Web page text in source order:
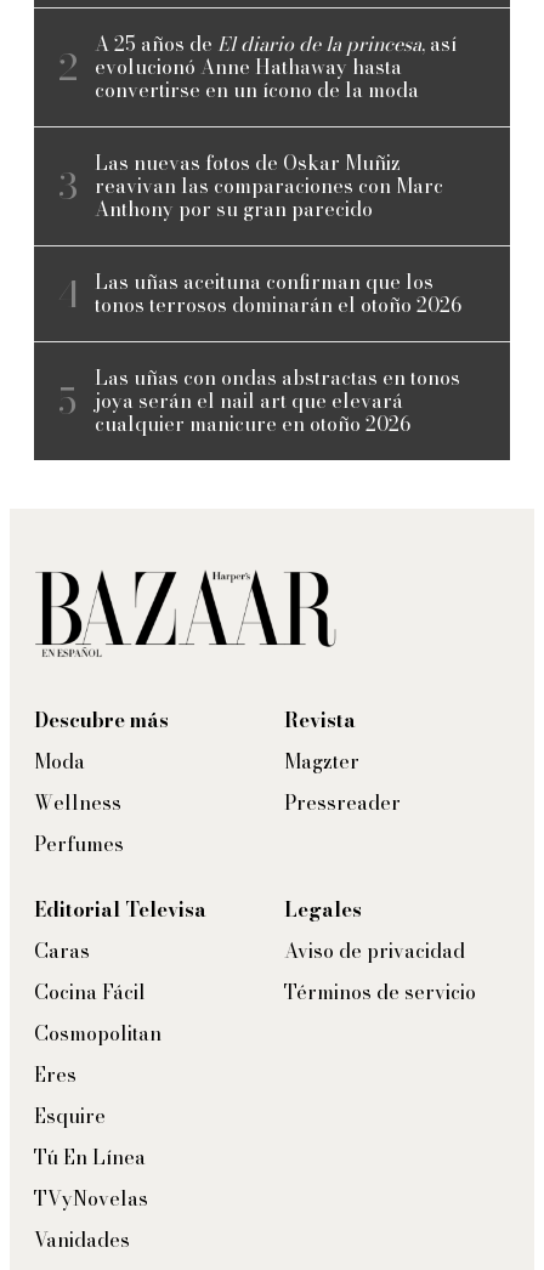
A 25 años de El diario de la princesa, así
evolucionó Anne Hathaway hasta
convertirse en un ícono de la moda
Las nuevas fotos de Oskar Muñiz
reavivan las comparaciones con Marc
Anthony por su gran parecido
Las uñas aceituna confirman que los
tonos terrosos dominarán el otoño 2026
Las uñas con ondas abstractas en tonos
joya serán el nail art que elevará
cualquier manicure en otoño 2026
Descubre más
Moda
Wellness
Perfumes
Revista
Magzter
Pressreader
Editorial Televisa
Caras
Cocina Fácil
Cosmopolitan
Eres
Esquire
Tú En Línea
TVyNovelas
Vanidades
Legales
Aviso de privacidad
Términos de servicio